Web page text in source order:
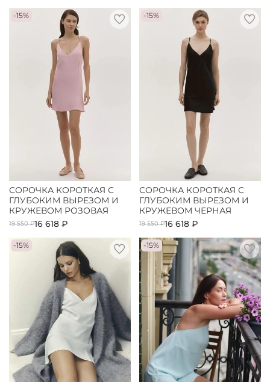
-15%
СОРОЧКА КОРОТКАЯ С
ГЛУБОКИМ ВЫРЕЗОМ И
КРУЖЕВОМ РОЗОВАЯ
19 550 ₽16 618 ₽
-15%
СОРОЧКА КОРОТКАЯ С
ГЛУБОКИМ ВЫРЕЗОМ И
КРУЖЕВОМ ЧЕРНАЯ
19 550 ₽16 618 ₽
-15% -15%